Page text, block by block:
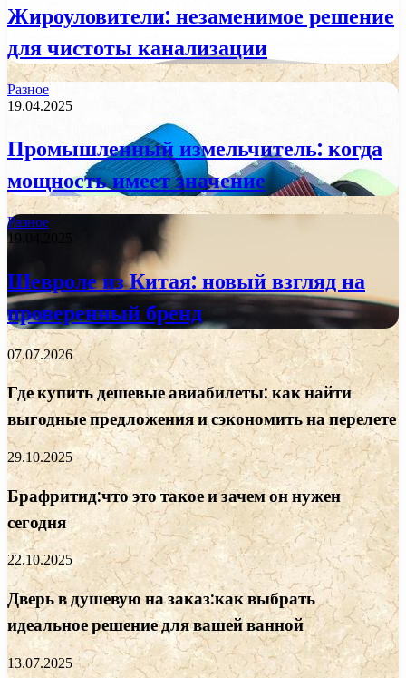
Жироуловители: незаменимое решение
для чистоты канализации
Разное
19.04.2025
Промышленный измельчитель: когда
мощность имеет значение
Разное
19.04.2025
Шевроле из Китая: новый взгляд на
проверенный бренд
07.07.2026
Где купить дешевые авиабилеты: как найти
выгодные предложения и сэкономить на перелете
29.10.2025
Брафритид:что это такое и зачем он нужен
сегодня
22.10.2025
Дверь в душевую на заказ:как выбрать
идеальное решение для вашей ванной
13.07.2025